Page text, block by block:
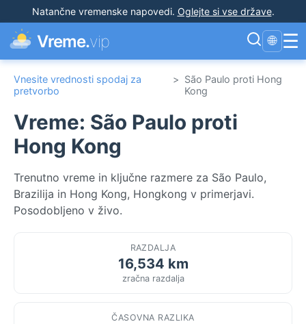
Natančne vremenske napovedi. Oglejte si vse države.
Vreme.vip 🌐 ☰
Vnesite vrednosti spodaj za
pretvorbo
> São Paulo proti Hong
Kong
Vreme: São Paulo proti
Hong Kong
Trenutno vreme in ključne razmere za São Paulo,
Brazilija in Hong Kong, Hongkong v primerjavi.
Posodobljeno v živo.
RAZDALJA
16,534 km
zračna razdalja
ČASOVNA RAZLIKA